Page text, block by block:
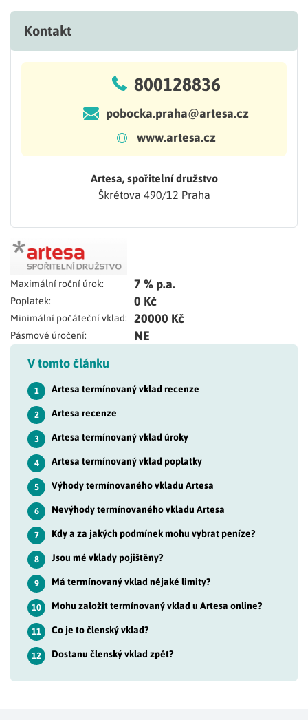
Kontakt
800128836
pobocka.praha@artesa.cz
www.artesa.cz
Artesa, spořitelní družstvo
Škrétova 490/12 Praha
Maximální roční úrok: 7 % p.a.
Poplatek: 0 Kč
Minimální počáteční vklad: 20000 Kč
Pásmové úročení:
NE
V tomto článku
1 Artesa termínovaný vklad recenze
2 Artesa recenze
3 Artesa termínovaný vklad úroky
4 Artesa termínovaný vklad poplatky
5 Výhody termínovaného vkladu Artesa
6 Nevýhody termínovaného vkladu Artesa
7 Kdy a za jakých podmínek mohu vybrat peníze?
8 Jsou mé vklady pojištěny?
9 Má termínovaný vklad nějaké limity?
10 Mohu založit termínovaný vklad u Artesa online?
11 Co je to členský vklad?
12 Dostanu členský vklad zpět?